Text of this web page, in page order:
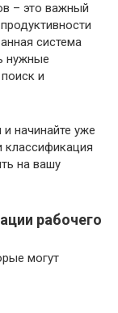
– это важный
система
нужные
и
начинайте уже
классификация
на вашу
рабочего
могут